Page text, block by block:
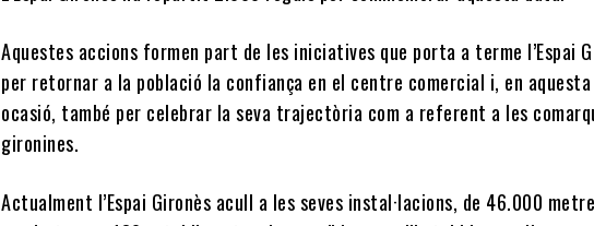
Aquestes accions formen part de les iniciatives que porta a terme l’Espai
per retornar a la població la confiança en el centre comercial i, en aquesta
ocasió, també per celebrar la seva trajectòria com a referent a les
gironines.
Actualment l’Espai Gironès acull a les seves instal·lacions, de 46.000